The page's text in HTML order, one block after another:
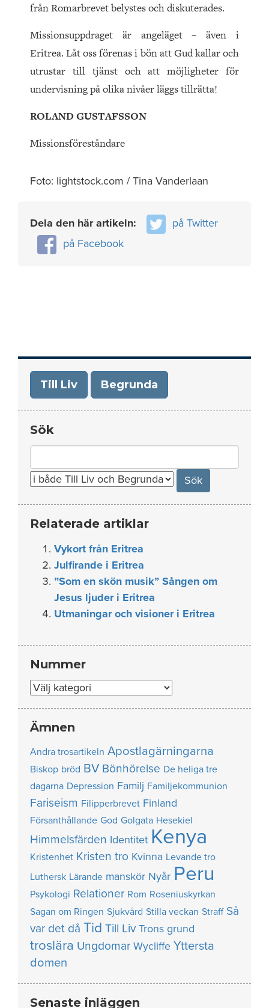
från Romarbrevet belystes och diskuterades.
Missionsuppdraget är angeläget – även i
Eritrea. Låt oss förenas i bön att Gud kallar och
utrustar till tjänst och att möjligheter för
undervisning på olika nivåer läggs tillrätta!
ROLAND GUSTAFSSON
Missionsföreståndare
Foto: lightstock.com / Tina Vanderlaan
Dela den här artikeln:
på Twitter
på Facebook
Till Liv Begrunda
Sök
for:
Relaterade artiklar
Vykort från Eritrea
Julfirande i Eritrea
”Som en skön musik” Sången om
Jesus ljuder i Eritrea
Utmaningar och visioner i Eritrea
Nummer
Nummer
Ämnen
Andra trosartikeln Apostlagärningarna
Biskop bröd BV Bönhörelse De heliga tre
dagarna Depression Familj Familjekommunion
Fariseism Filipperbrevet Finland
Försanthållande God Golgata Hesekiel
Himmelsfärden Identitet Kenya
Kristenhet Kristen tro Kvinna Levande tro
Luthersk Lärande manskör Nyår Peru
Psykologi Relationer Rom Roseniuskyrkan
Sagan om Ringen Sjukvård Stilla veckan Straff Så
var det då Tid Till Liv Trons grund
troslära Ungdomar Wycliffe Yttersta
domen
Senaste inläggen